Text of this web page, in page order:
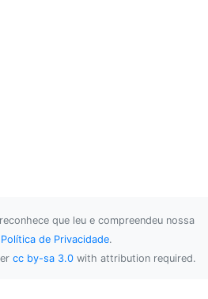
que leu e compreendeu nossa
Política de Privacidade.
cc by-sa 3.0 with attribution required.